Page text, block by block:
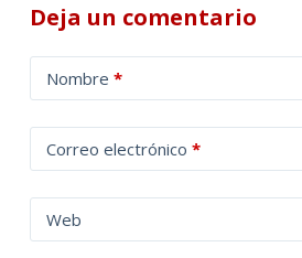
Deja un comentario
Nombre *
Correo electrónico *
Web
l
t
a